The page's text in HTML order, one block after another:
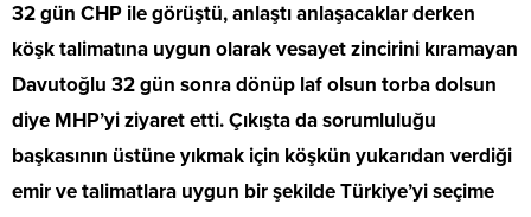
32 gün CHP ile görüştü, anlaştı anlaşacaklar derken
köşk talimatına uygun olarak vesayet zincirini kıramayan
Davutoğlu 32 gün sonra dönüp laf olsun torba dolsun
diye MHP’yi ziyaret etti. Çıkışta da sorumluluğu
başkasının üstüne yıkmak için köşkün yukarıdan verdiği
emir ve talimatlara uygun bir şekilde Türkiye’yi seçime